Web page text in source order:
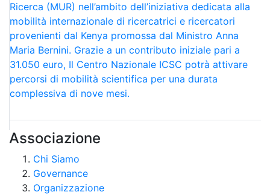
Ricerca (MUR) nell’ambito dell’iniziativa dedicata alla
mobilità internazionale di ricercatrici e ricercatori
provenienti dal Kenya promossa dal Ministro Anna
Maria Bernini. Grazie a un contributo iniziale pari a
31.050 euro, Il Centro Nazionale ICSC potrà attivare
percorsi di mobilità scientifica per una durata
complessiva di nove mesi.
Associazione
Chi Siamo
Governance
Organizzazione